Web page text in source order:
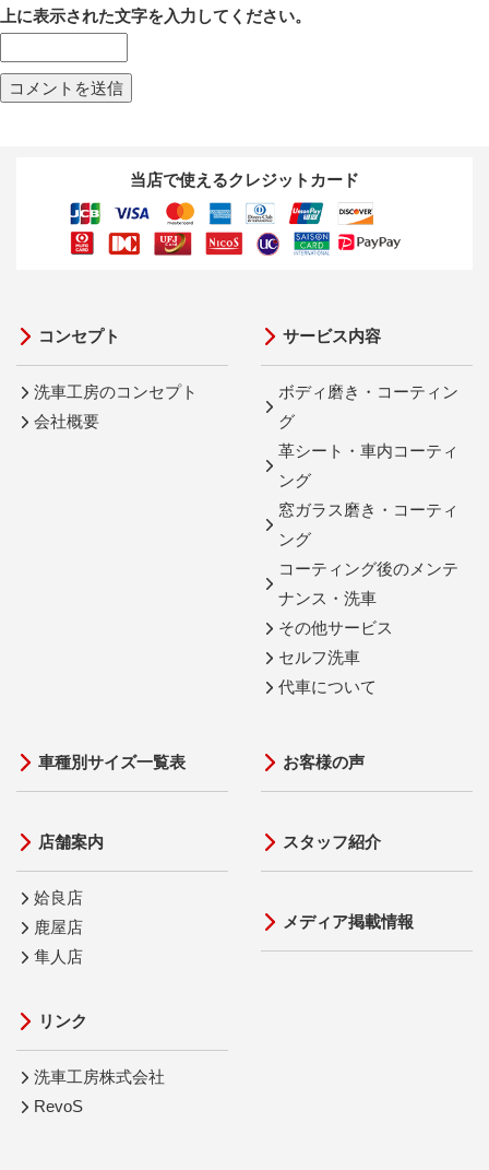
上に表示された文字を入力してください。
当店で使えるクレジットカード
コンセプト
洗車工房のコンセプト
会社概要
サービス内容
ボディ磨き・コーティン
グ
革シート・車内コーティ
ング
窓ガラス磨き・コーティ
ング
コーティング後のメンテ
ナンス・洗車
その他サービス
セルフ洗車
代車について
車種別サイズ一覧表
店舗案内
姶良店
鹿屋店
隼人店
リンク
洗車工房株式会社
RevoS
お客様の声
スタッフ紹介
メディア掲載情報